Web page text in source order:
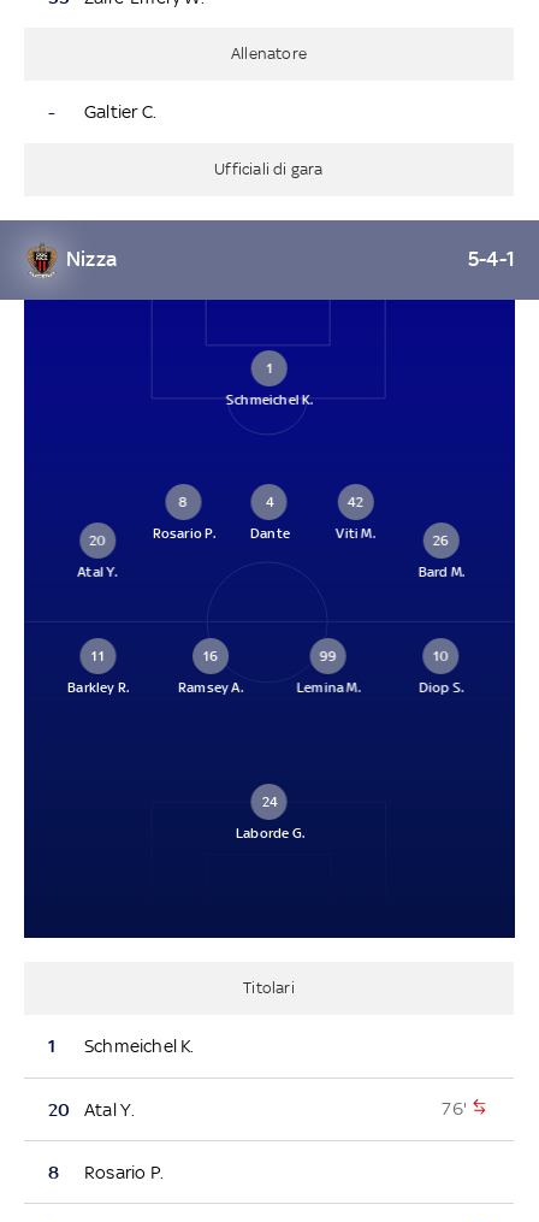
Allenatore
- Galtier C.
Ufficiali di gara
Nizza 5-4-1
1
Schmeichel K.
20
Atal Y.
8
Rosario P.
4
Dante
42
Viti M.
26
Bard M.
11
Barkley R.
16
Ramsey A.
99
Lemina M.
10
Diop S.
24
Laborde G.
Titolari
1 Schmeichel K.
20 Atal Y. 76'
8 Rosario P.